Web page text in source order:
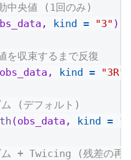
中央値 (1回のみ)
kind = "3" )
収束するまで反復
kind = "3R"
(デフォルト)
(obs_data, kind =
ム + Twicing (残差の再